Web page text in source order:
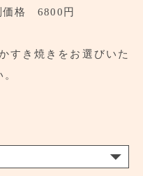
格 6800円
すき焼きをお選びいた